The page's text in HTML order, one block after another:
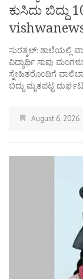
ಕುಸಿದು ಬಿದ್ದು
ಸುರತ್ಕಲ್: ಶಾಲೆಯಲ್ಲಿ
ವಿದ್ಯಾರ್ಥಿ ಸಾವು
ಸ್ನೇಹಿತರೊಂದಿಗೆ
ಬಿದ್ದು ಮೃತಪಟ್ಟ
August 6, 2026